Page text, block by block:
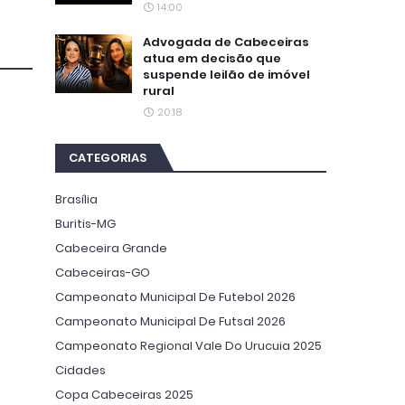
14:00
Advogada de Cabeceiras
atua em decisão que
suspende leilão de imóvel
rural
20:18
CATEGORIAS
Brasília
Buritis-MG
Cabeceira Grande
Cabeceiras-GO
Campeonato Municipal De Futebol 2026
Campeonato Municipal De Futsal 2026
Campeonato Regional Vale Do Urucuia 2025
Cidades
Copa Cabeceiras 2025